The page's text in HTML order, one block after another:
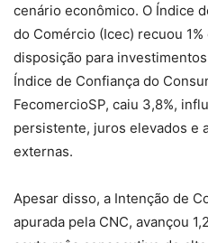
cenário econômico. O Índice
do Comércio (Icec) recuou
disposição para
Índice de Confiança do
FecomercioSP, caiu 3,8%,
persistente, juros elevados e
externas.
Apesar disso, a Intenção de
apurada pela CNC, avançou